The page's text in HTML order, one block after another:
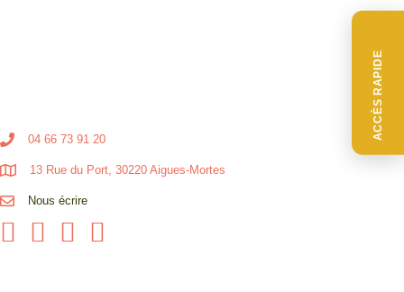
ACCÈS RAPIDE
04 66 73 91 20
13 Rue du Port, 30220 Aigues-Mortes
Nous écrire